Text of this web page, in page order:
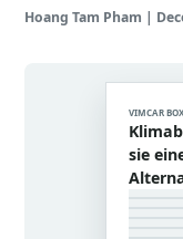
Hoang Tam Pham |
VIMCAR
sie